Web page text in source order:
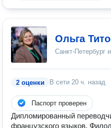
Ольга
Санкт-Петербург
2 оценки В сети 20 ч. назад
Паспорт проверен
Дипломированный
французского языков.